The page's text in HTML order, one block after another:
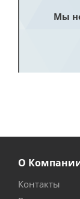
Мы
О
Контакты